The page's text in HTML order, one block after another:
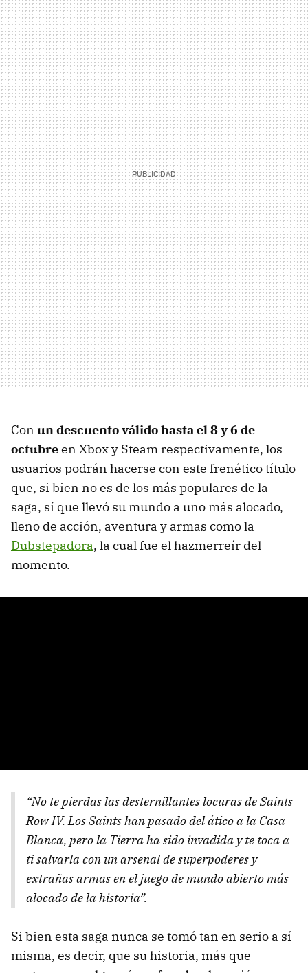
Con un descuento válido hasta el 8 y 6 de
octubreen Xbox y Steam respectivamente, los
usuarios podrán hacerse con este frenético título
que, si bien no es de los más populares de la
saga, sí que llevó su mundo a uno más alocado,
lleno de acción, aventura y armas como la
Dubstepadora, la cual fue el hazmerreír del
momento.
“No te pierdas las desternillantes locuras de Saints
Row IV. Los Saints han pasado del ático a la Casa
Blanca, pero la Tierra ha sido invadida y te toca a
ti salvarla con un arsenal de superpoderes y
extrañas armas en el juego de mundo abierto más
alocado de la historia”.
Si bien esta saga nunca se tomó tan en serio a sí
misma, es decir, que su historia, más que